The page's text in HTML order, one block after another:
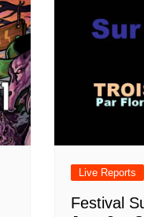
Live Reports
Festival